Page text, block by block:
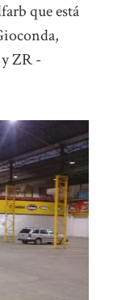
que está
ZR -